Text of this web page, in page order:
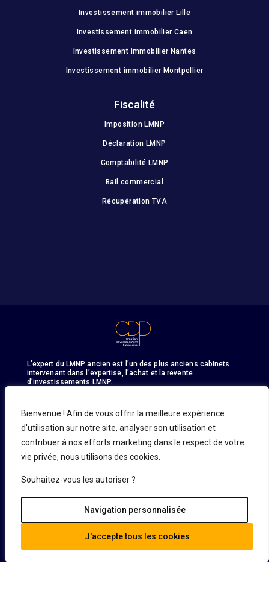
Bienvenue ! Afin de vous offrir la meilleure expérience
d'utilisation sur notre site, analyser son utilisation et
contribuer à nos efforts marketing dans le respect de votre
vie privée, nous utilisons des cookies.
Souhaitez-vous les autoriser ?
Navigation personnalisée
J'accepte tous les cookies
Demande d’informations
Investissement immobilier Lille
Investissement immobilier Caen
Investissement immobilier Nantes
Investissement immobilier Montpellier
Fiscalité
Imposition LMNP
Déclaration LMNP
Comptabilité LMNP
Bail commercial
Récupération TVA
L’expert du LMNP ancien est l’un des plus anciens cabinets
intervenant dans l’expertise, l’achat et la revente
d’investissements LMNP.
En savoir plus
Défiscaliser